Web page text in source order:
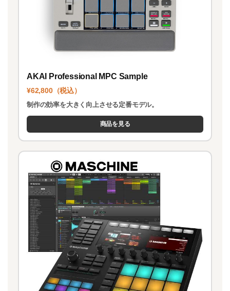
AKAI Professional MPC Sample
¥62,800（税込）
制作の効率を大きく向上させる定番モデル。
商品を見る